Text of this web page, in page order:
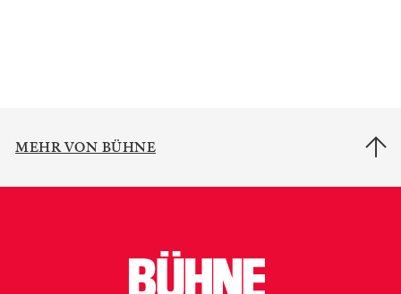
MEHR VON BÜHNE